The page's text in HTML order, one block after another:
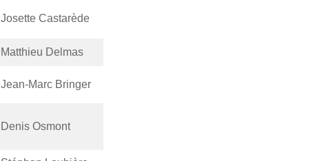
Josette Castarède
Matthieu Delmas
Jean-Marc Bringer
Denis Osmont